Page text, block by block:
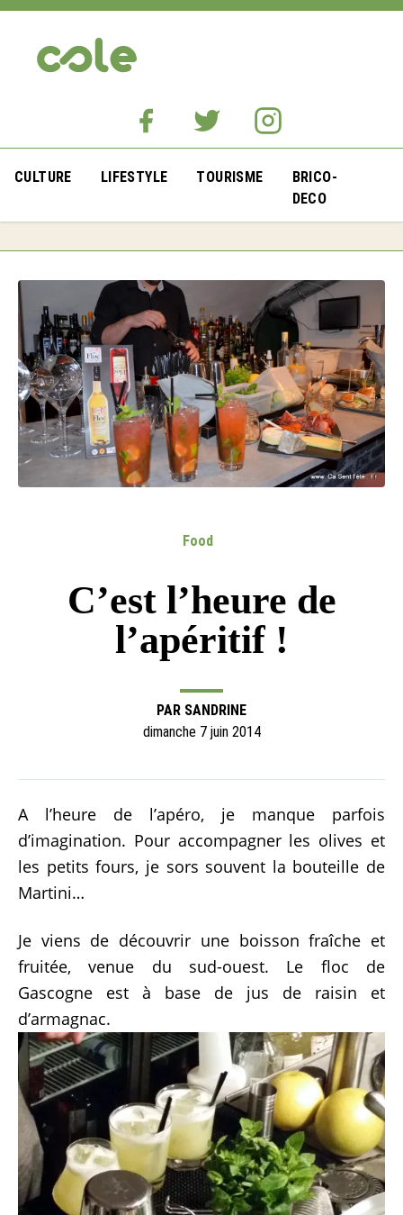
CULTURE LIFESTYLE TOURISME
BRICO-
DECO
Food
C’est l’heure de
l’apéritif !
PAR SANDRINE
dimanche 7 juin 2014
A l’heure de l’apéro, je manque parfois
d’imagination. Pour accompagner les olives et
les petits fours, je sors souvent la bouteille de
Martini…
Je viens de découvrir une boisson fraîche et
fruitée, venue du sud-ouest. Le floc de
Gascogne est à base de jus de raisin et
d’armagnac.